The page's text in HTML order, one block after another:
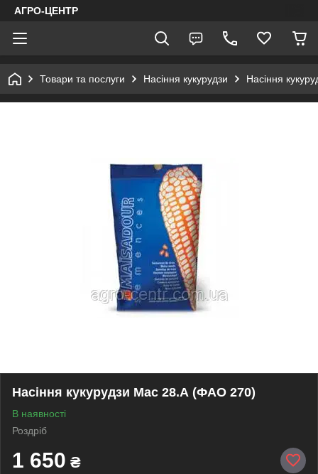
АГРО-ЦЕНТР
Товари та послуги Насіння кукурудзи Насіння
Насіння кукурудзи Мас 28.А (ФАО 270)
В наявності
Роздріб
1 650 ₴